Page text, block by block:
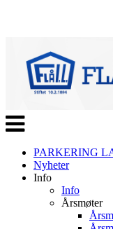
Veksle
navigasjon
PARKERING
Nyheter
Info
Info
Årsmøter